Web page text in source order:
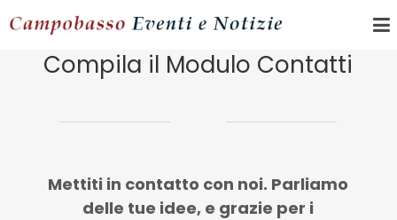
Compila il Modulo Contatti
Mettiti in contatto con noi. Parliamo
delle tue idee, e grazie per i